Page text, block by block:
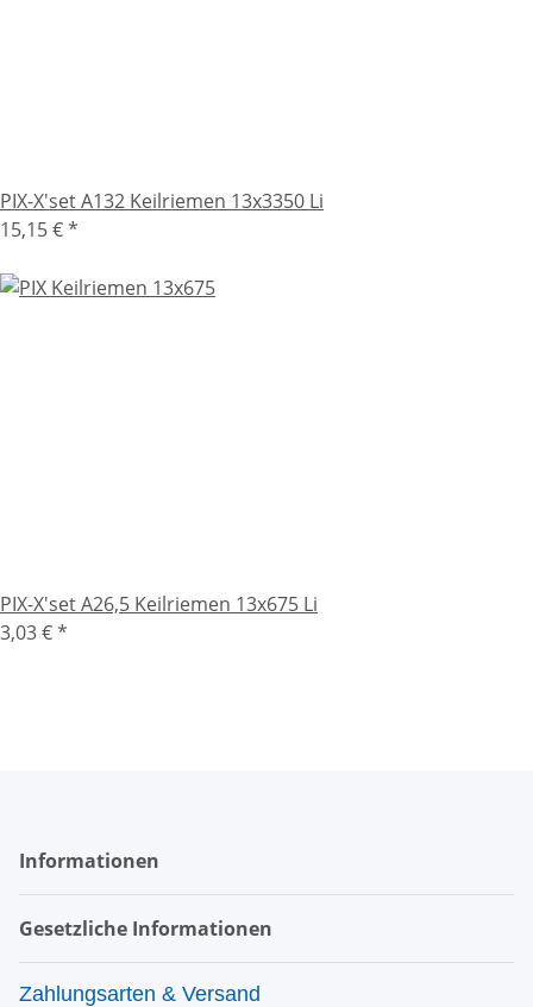
PIX-X'set A132 Keilriemen 13x3350 Li
15,15 €*
PIX-X'set A26,5 Keilriemen 13x675 Li
3,03 €*
Informationen
Gesetzliche Informationen
Zahlungsarten & Versand